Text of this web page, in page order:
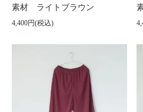
素材 ライトブラウン
4,400円(税込)